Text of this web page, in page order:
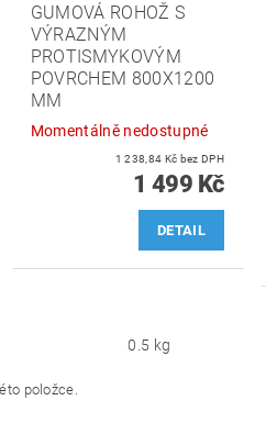
GUMOVÁ ROHOŽ S
VÝRAZNÝM
PROTISMYKOVÝM
POVRCHEM 800X1200
MM
Momentálně nedostupné
1 238,84 Kč bez DPH
1 499 Kč
DETAIL
0.5 kg
položce.